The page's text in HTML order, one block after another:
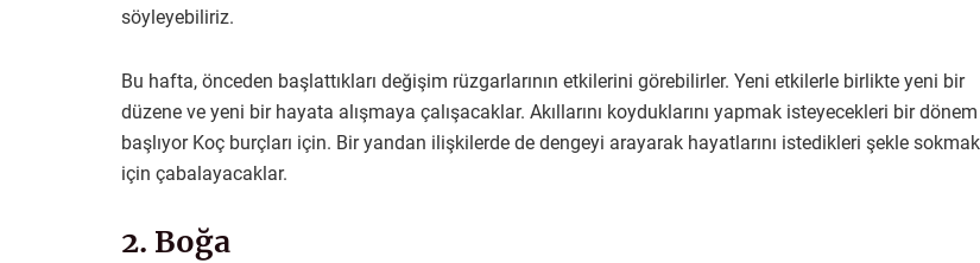
söyleyebiliriz.
Bu hafta, önceden başlattıkları değişim rüzgarlarının etkilerini görebilirler. Yeni etkilerle birlikte yeni bir
düzene ve yeni bir hayata alışmaya çalışacaklar. Akıllarını koyduklarını yapmak isteyecekleri bir dönem
başlıyor Koç burçları için. Bir yandan ilişkilerde de dengeyi arayarak hayatlarını istedikleri şekle sokmak
için çabalayacaklar.
2. Boğa